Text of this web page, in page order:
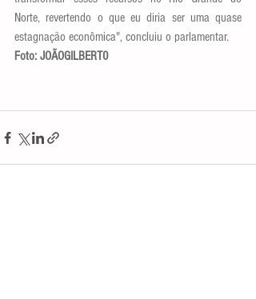
Norte, revertendo o que eu diria ser uma quase
estagnação econômica", concluiu o parlamentar.
Foto: JOÃOGILBERT0